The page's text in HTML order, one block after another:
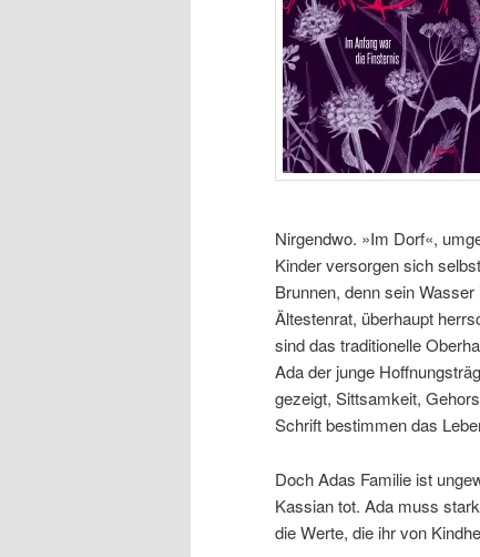
Nirgendwo. »Im Dorf«,
Kinder versorgen sich
Brunnen, denn sein
Ältestenrat, überhaupt
sind das traditionelle
Ada der junge
gezeigt, Sittsamkeit,
Schrift bestimmen das
Doch Adas Familie ist
Kassian tot. Ada muss
die Werte, die ihr von